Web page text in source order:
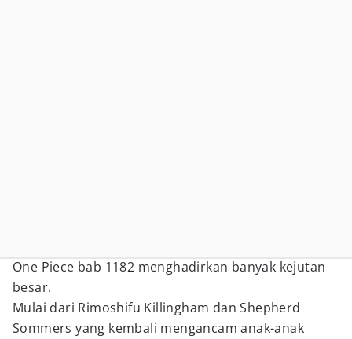
One Piece bab 1182 menghadirkan banyak kejutan
besar.
Mulai dari Rimoshifu Killingham dan Shepherd
Sommers yang kembali mengancam anak-anak